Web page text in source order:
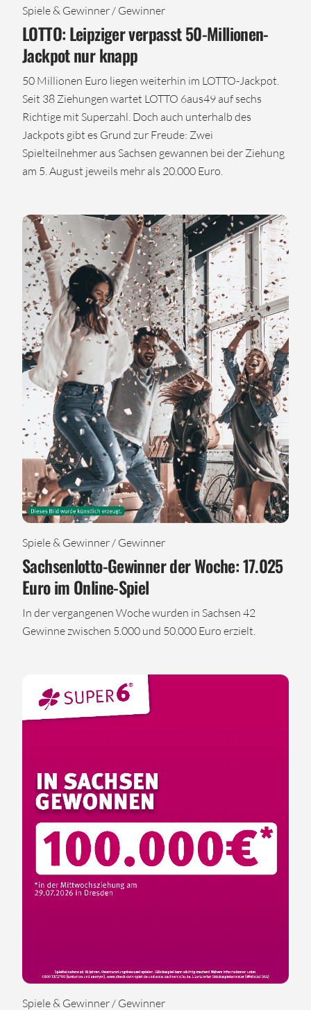
Spiele & Gewinner / Gewinner
LOTTO: Leipziger verpasst 50-Millionen-
Jackpot nur knapp
50 Millionen Euro liegen weiterhin im LOTTO-Jackpot.
Seit 38 Ziehungen wartet LOTTO 6aus49 auf sechs
Richtige mit Superzahl. Doch auch unterhalb des
Jackpots gibt es Grund zur Freude: Zwei
Spielteilnehmer aus Sachsen gewannen bei der Ziehung
am 5. August jeweils mehr als 20.000 Euro.
Spiele & Gewinner / Gewinner
Sachsenlotto-Gewinner der Woche: 17.025
Euro im Online-Spiel
In der vergangenen Woche wurden in Sachsen 42
Gewinne zwischen 5.000 und 50.000 Euro erzielt.
Spiele & Gewinner / Gewinner